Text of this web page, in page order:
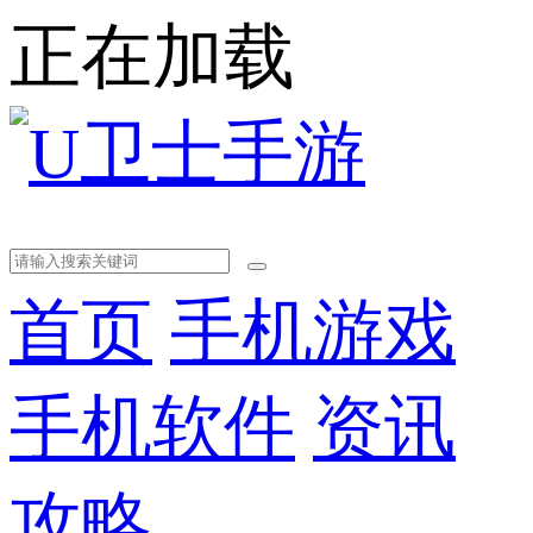
正在加载
首页 手机游戏
手机软件 资讯